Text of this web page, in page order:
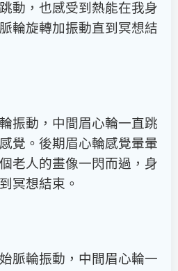
動，也感受到熱能在我身
輪旋轉加振動直到冥想結
振動，中間眉心輪一直跳
覺。後期眉心輪感覺暈暈
老人的畫像一閃而過，身
冥想結束。
脈輪振動，中間眉心輪一